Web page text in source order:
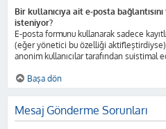
Bir kullanıcıya ait e-posta
isteniyor?
E-posta formunu kullanarak sadece
(eğer yönetici bu özelliği
anonim kullanıcılar tarafından suistimal
Başa dön
Mesaj Gönderme Sorunları